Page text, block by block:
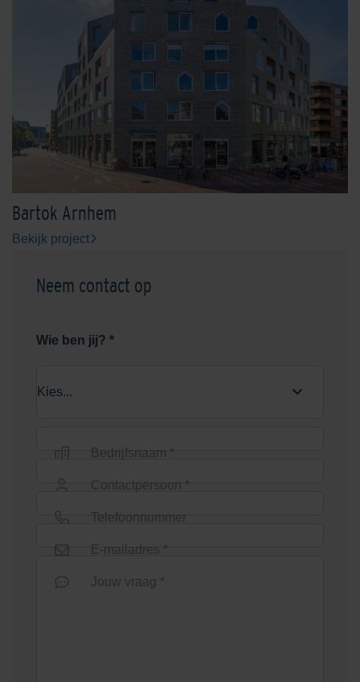
Bartok Arnhem
Bekijk project
Neem contact op
Wie ben jij? *
Bedrijfsnaam *
Contactpersoon *
Telefoonnummer
E-mailadres *
Jouw vraag *